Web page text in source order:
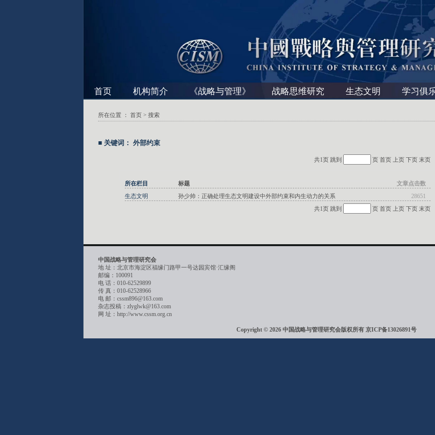
首页 机构简介 《战略与管理》 战略思维研究 生态文明 学习俱
所在位置 ： 首页 > 搜索
■ 关键词： 外部约束
共1页 跳到 页 首页 上页 下页 末页
所在栏目 标题
文章点击数
生态文明
孙少帅：正确处理生态文明建设中外部约束和内生动力的关系
28651
共1页 跳到
页 首页 上页 下页 末页
中国战略与管理研究会
地 址：北京市海淀区福缘门路甲一号达园宾馆·汇缘阁
邮编：100091
电 话：010-62529899
传 真：010-62528966
电 邮：cssm896@163.com
杂志投稿：zlyglwk@163.com
网 址：http://www.cssm.org.cn
Copyright © 2026 中国战略与管理研究会版权所有 京ICP备13026891号